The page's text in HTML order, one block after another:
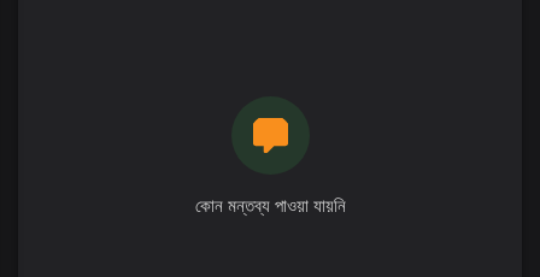
কোন মন্তব্য পাওয়া যায়নি